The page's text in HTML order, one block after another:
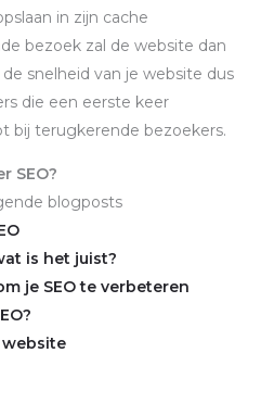
in zijn cache
bezoek zal de website dan
snelheid van je website dus
die een eerste keer
bij terugkerende bezoekers.
SEO?
blogposts
is het juist?
je SEO te verbeteren